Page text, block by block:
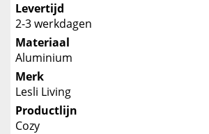
Levertijd
2-3 werkdagen
Materiaal
Aluminium
Merk
Lesli Living
Productlijn
Cozy